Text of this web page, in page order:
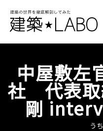
中屋敷左
社 代表
剛
う